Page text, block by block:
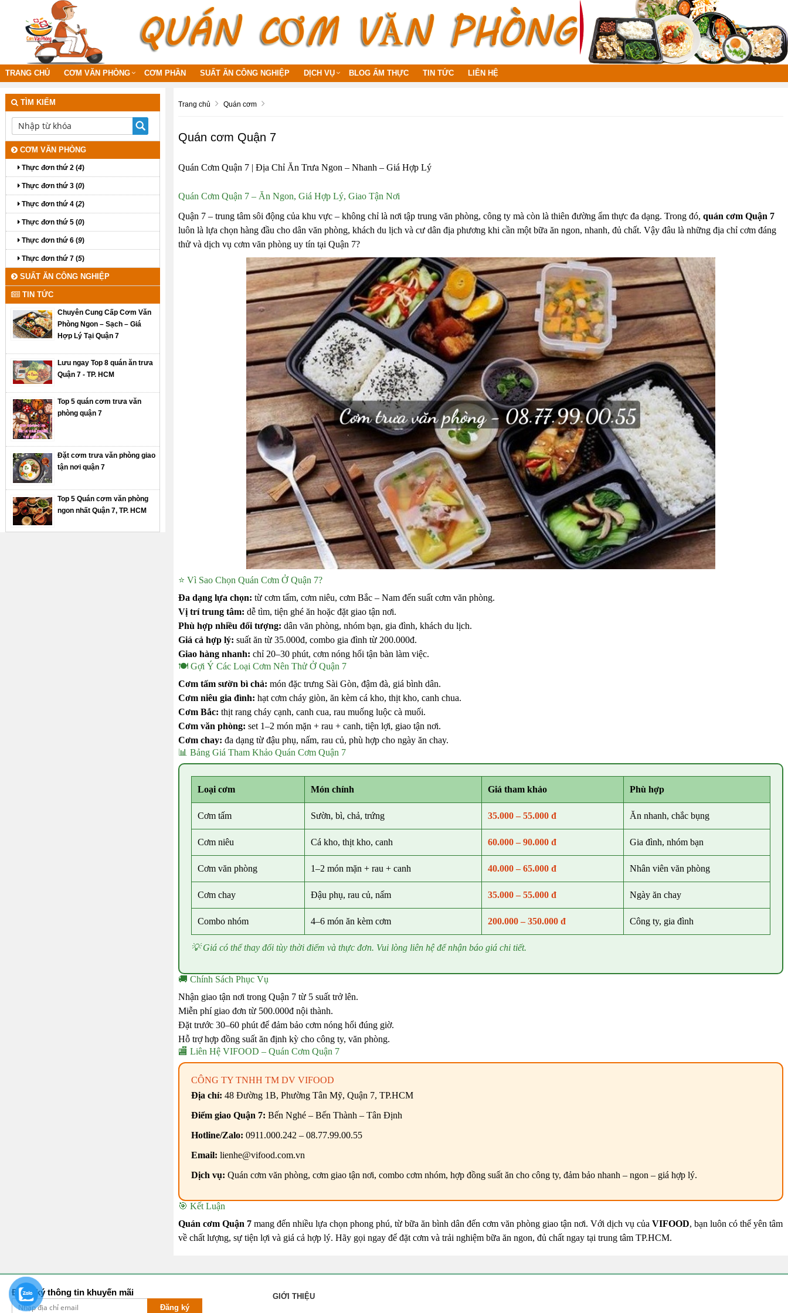
TRANG CHỦ CƠM VĂN PHÒNG CƠM PHẦN SUẤT ĂN CÔNG NGHIỆP DỊCH VỤ BLOG ẨM THỰC TIN TỨC LIÊN HỆ
Trang chủ Quán cơm
Quán cơm Quận 7
Quán Cơm Quận 7 | Địa Chỉ Ăn Trưa Ngon – Nhanh – Giá Hợp Lý
Quán Cơm Quận 7 – Ăn Ngon, Giá Hợp Lý, Giao Tận Nơi
Quận 7 – trung tâm sôi động của khu vực – không chỉ là nơi tập trung văn phòng, công ty mà còn là thiên đường ẩm thực đa dạng. Trong đó, quán cơm Quận 7
luôn là lựa chọn hàng đầu cho dân văn phòng, khách du lịch và cư dân địa phương khi cần một bữa ăn ngon, nhanh, đủ chất. Vậy đâu là những địa chỉ cơm đáng
thử và dịch vụ cơm văn phòng uy tín tại Quận 7?
⭐ Vì Sao Chọn Quán Cơm Ở Quận 7?
Đa dạng lựa chọn: từ cơm tấm, cơm niêu, cơm Bắc – Nam đến suất cơm văn phòng.
Vị trí trung tâm: dễ tìm, tiện ghé ăn hoặc đặt giao tận nơi.
Phù hợp nhiều đối tượng: dân văn phòng, nhóm bạn, gia đình, khách du lịch.
Giá cả hợp lý: suất ăn từ 35.000đ, combo gia đình từ 200.000đ.
Giao hàng nhanh: chỉ 20–30 phút, cơm nóng hổi tận bàn làm việc.
🍽️ Gợi Ý Các Loại Cơm Nên Thử Ở Quận 7
Cơm tấm sườn bì chả: món đặc trưng Sài Gòn, đậm đà, giá bình dân.
Cơm niêu gia đình: hạt cơm cháy giòn, ăn kèm cá kho, thịt kho, canh chua.
Cơm Bắc: thịt rang cháy cạnh, canh cua, rau muống luộc cà muối.
Cơm văn phòng: set 1–2 món mặn + rau + canh, tiện lợi, giao tận nơi.
Cơm chay: đa dạng từ đậu phụ, nấm, rau củ, phù hợp cho ngày ăn chay.
📊 Bảng Giá Tham Khảo Quán Cơm Quận 7
Loại cơm Món chính Giá tham khảo Phù hợp
Cơm tấm Sườn, bì, chả, trứng 35.000 – 55.000 đ Ăn nhanh, chắc bụng
Cơm niêu Cá kho, thịt kho, canh 60.000 – 90.000 đ Gia đình, nhóm bạn
Cơm văn phòng 1–2 món mặn + rau + canh 40.000 – 65.000 đ Nhân viên văn phòng
Cơm chay Đậu phụ, rau củ, nấm 35.000 – 55.000 đ Ngày ăn chay
Combo nhóm 4–6 món ăn kèm cơm 200.000 – 350.000 đ Công ty, gia đình
💡 Giá có thể thay đổi tùy thời điểm và thực đơn. Vui lòng liên hệ để nhận báo giá chi tiết.
🚚 Chính Sách Phục Vụ
Nhận giao tận nơi trong Quận 7 từ 5 suất trở lên.
Miễn phí giao đơn từ 500.000đ nội thành.
Đặt trước 30–60 phút để đảm bảo cơm nóng hổi đúng giờ.
Hỗ trợ hợp đồng suất ăn định kỳ cho công ty, văn phòng.
🏬 Liên Hệ VIFOOD – Quán Cơm Quận 7
CÔNG TY TNHH TM DV VIFOOD
Địa chỉ: 48 Đường 1B, Phường Tân Mỹ, Quận 7, TP.HCM
Điểm giao Quận 7: Bến Nghé – Bến Thành – Tân Định
Hotline/Zalo: 0911.000.242 – 08.77.99.00.55
Email: lienhe@vifood.com.vn
Dịch vụ: Quán cơm văn phòng, cơm giao tận nơi, combo cơm nhóm, hợp đồng suất ăn cho công ty, đảm bảo nhanh – ngon – giá hợp lý.
🎯 Kết Luận
Quán cơm Quận 7mang đến nhiều lựa chọn phong phú, từ bữa ăn bình dân đến cơm văn phòng giao tận nơi. Với dịch vụ của VIFOOD, bạn luôn có thể yên tâm
về chất lượng, sự tiện lợi và giá cả hợp lý. Hãy gọi ngay để đặt cơm và trải nghiệm bữa ăn ngon, đủ chất ngay tại trung tâm TP.HCM.
TÌM KIẾM
CƠM VĂN PHÒNG
Thực đơn thứ 2 (4)
Thực đơn thứ 3 (0)
Thực đơn thứ 4 (2)
Thực đơn thứ 5 (0)
Thực đơn thứ 6 (9)
Thực đơn thứ 7 (5)
SUẤT ĂN CÔNG NGHIỆP
TIN TỨC
Chuyên Cung Cấp Cơm Văn
Phòng Ngon – Sạch – Giá
Hợp Lý Tại Quận 7
Lưu ngay Top 8 quán ăn trưa
Quận 7 - TP. HCM
Top 5 quán cơm trưa văn
phòng quận 7
Đặt cơm trưa văn phòng giao
tận nơi quận 7
Top 5 Quán cơm văn phòng
ngon nhất Quận 7, TP. HCM
Đăng ký thông tin khuyến mãi
Đăng ký
GIỚI THIỆU